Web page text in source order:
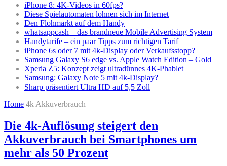
iPhone 8: 4K-Videos in 60fps?
Diese Spielautomaten lohnen sich im Internet
Den Flohmarkt auf dem Handy
whatsappcash – das brandneue Mobile Advertising System
Handytarife – ein paar Tipps zum richtigen Tarif
iPhone 6s oder 7 mit 4k-Display oder Verkaufsstopp?
Samsung Galaxy S6 edge vs. Apple Watch Edition – Gold
Xperia Z5: Konzept zeigt ultradünnes 4K-Phablet
Samsung: Galaxy Note 5 mit 4k-Display?
Sharp präsentiert Ultra HD auf 5,5 Zoll
Home 4k Akkuverbrauch
Die 4k-Auflösung steigert den
Akkuverbrauch bei Smartphones um
mehr als 50 Prozent